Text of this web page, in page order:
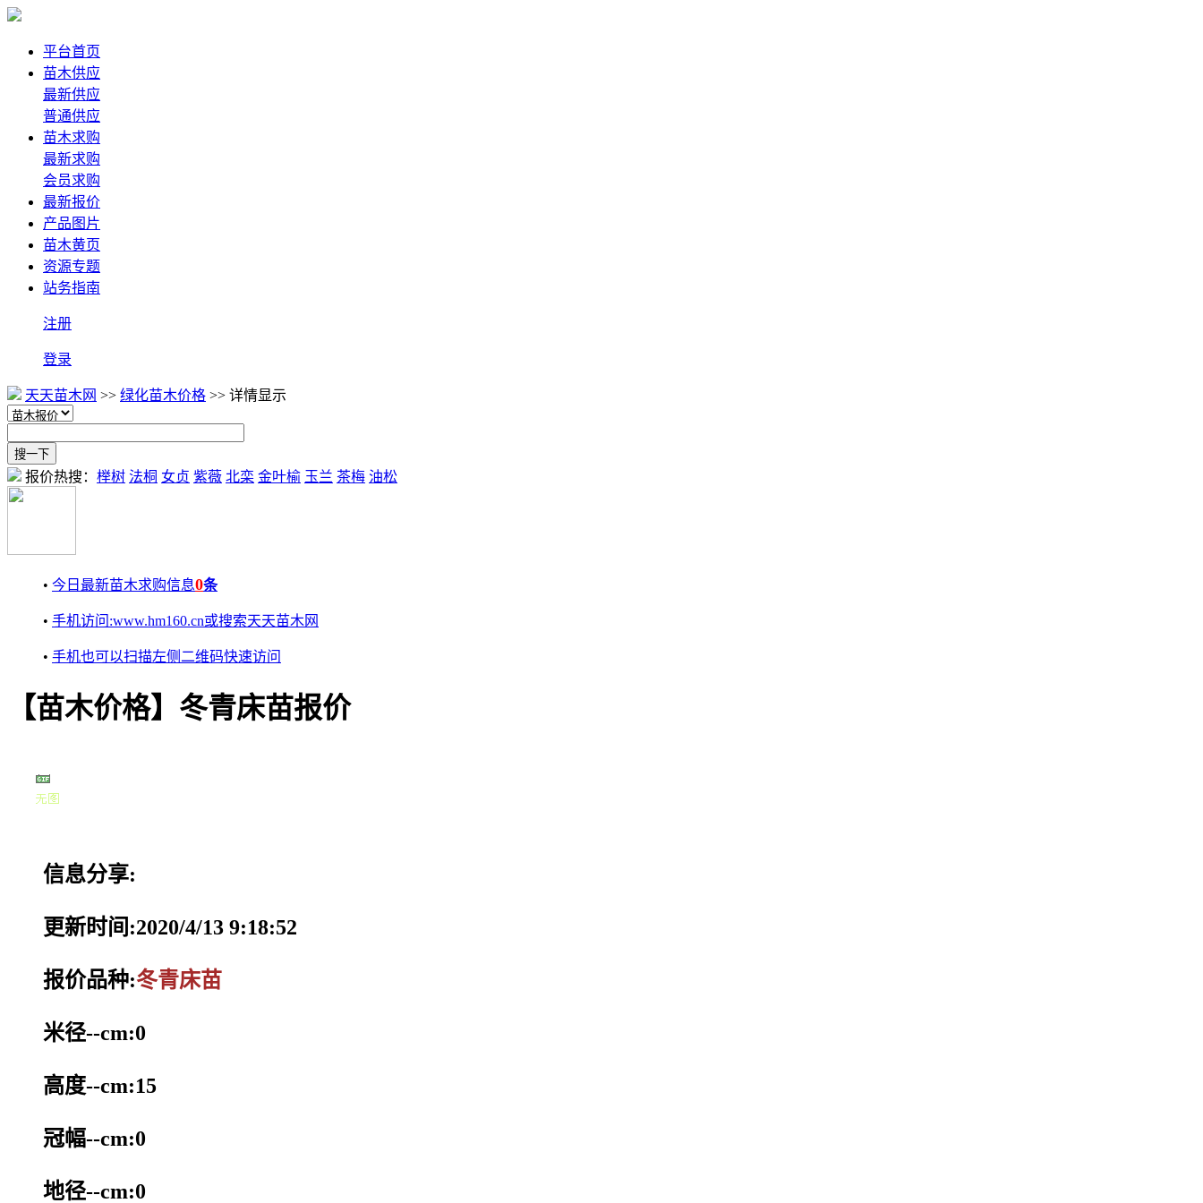
平台首页
苗木供应
最新供应
普通供应
苗木求购
最新求购
会员求购
最新报价
产品图片
苗木黄页
资源专题
站务指南
注册
登录
天天苗木网 >> 绿化苗木价格 >> 详情显示
报价热搜： 榉树 法桐 女贞 紫薇 北栾 金叶榆 玉兰 茶梅 油松
• 今日最新苗木求购信息0条
• 手机访问:www.hm160.cn或搜索天天苗木网
• 手机也可以扫描左侧二维码快速访问
【苗木价格】冬青床苗报价
信息分享:
更新时间:2020/4/13 9:18:52
报价品种:冬青床苗
米径--cm:0
高度--cm:15
冠幅--cm:0
地径--cm:0